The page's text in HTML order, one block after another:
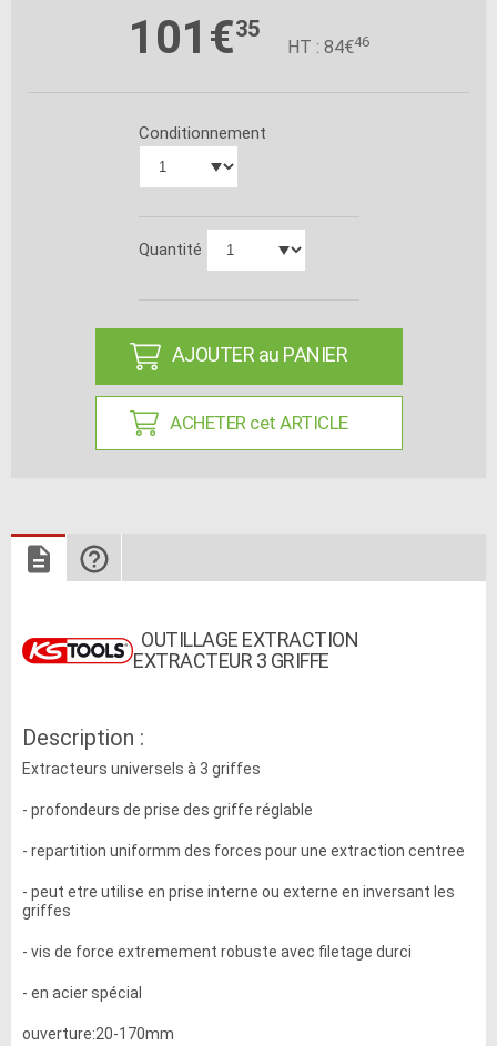
101€35
HT : 84€46
Conditionnement
Quantité
AJOUTER au PANIER
ACHETER cet ARTICLE
OUTILLAGE EXTRACTION
EXTRACTEUR 3 GRIFFE
Description :
Extracteurs universels à 3 griffes
- profondeurs de prise des griffe réglable
- repartition uniformm des forces pour une extraction centree
- peut etre utilise en prise interne ou externe en inversant les
griffes
- vis de force extremement robuste avec filetage durci
- en acier spécial
ouverture:20-170mm